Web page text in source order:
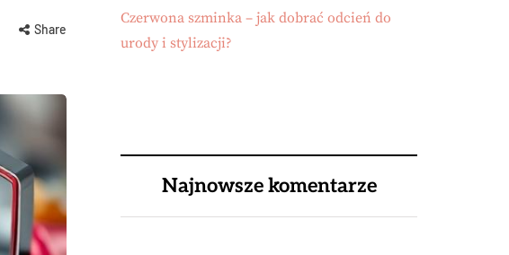
Share
Czerwona szminka – jak dobrać odcień do
urody i stylizacji?
Najnowsze komentarze